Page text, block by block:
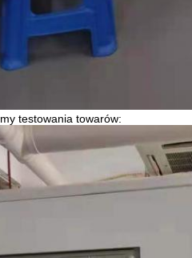
testowania towarów: